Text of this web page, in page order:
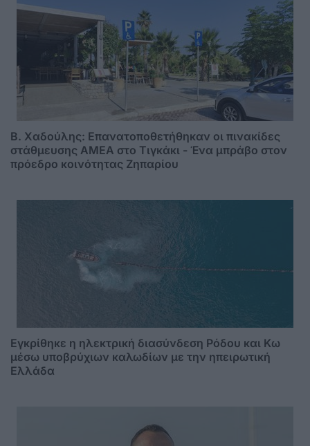
B. Xαδούλης: Επανατοποθετήθηκαν οι πινακίδες
στάθμευσης ΑMΕΑ στο Τιγκάκι - Ένα μπράβο στον
πρόεδρο κοινότητας Ζηπαρίου
Εγκρίθηκε η ηλεκτρική διασύνδεση Ρόδου και Κω
μέσω υποβρύχιων καλωδίων με την ηπειρωτική
Ελλάδα